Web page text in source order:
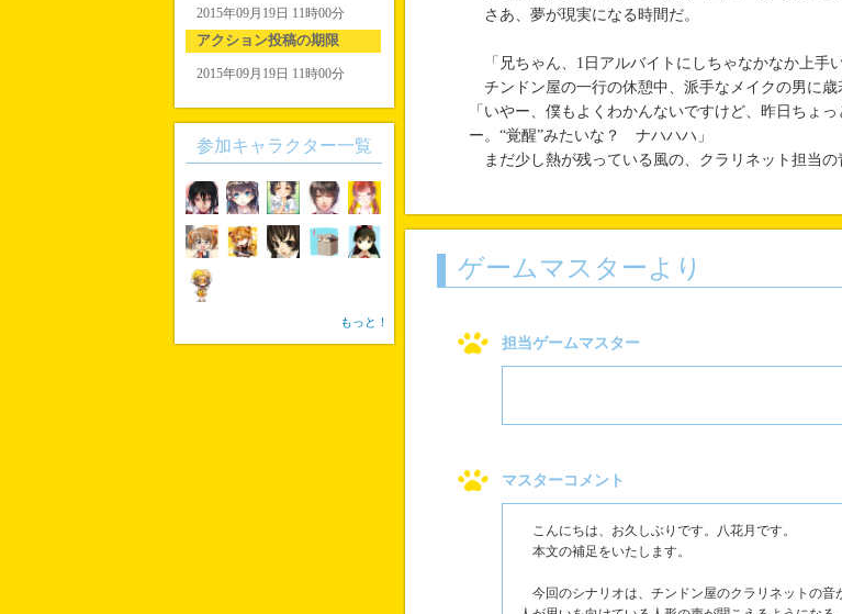
さあ、夢が現実になる時間だ。
「兄ちゃん、1日アルバイトにしちゃなかなか上手い
チンドン屋の一行の休憩中、派手なメイクの男に歳
「いやー、僕もよくわかんないですけど、昨日ちょ
ー。“覚醒”みたいな？ ナハハハ」
まだ少し熱が残っている風の、クラリネット担当の
ゲームマスターより
担当ゲームマスター
マスターコメント
こんにちは、お久しぶりです。八花月です。
本文の補足をいたします。
今回のシナリオは、チンドン屋のクラリネットの音
2015年09月19日 11時00分
アクション投稿の期限
2015年09月19日 11時00分
参加キャラクター一覧
もっと！